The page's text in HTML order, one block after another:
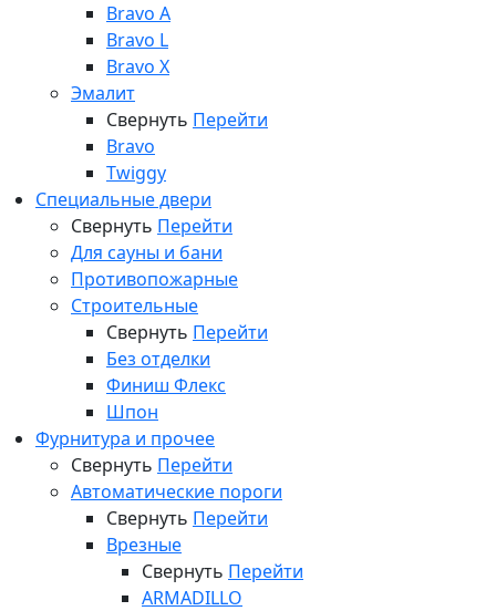
Bravo A
Bravo L
Bravo X
Эмалит
Свернуть Перейти
Bravo
Twiggy
Специальные двери
Свернуть Перейти
Для сауны и бани
Противопожарные
Строительные
Свернуть Перейти
Без отделки
Финиш Флекс
Шпон
Фурнитура и прочее
Свернуть Перейти
Автоматические пороги
Свернуть Перейти
Врезные
Свернуть Перейти
ARMADILLO